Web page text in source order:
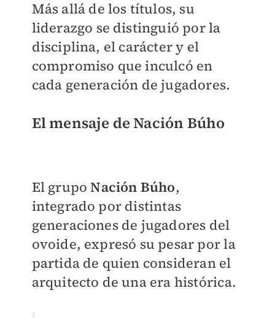
Más allá de los títulos, su
liderazgo se distinguió por la
disciplina, el carácter y el
compromiso que inculcó en
cada generación de jugadores.
El mensaje de Nación Búho
El grupoNación Búho,
integrado por distintas
generaciones de jugadores del
ovoide, expresó su pesar por la
partida de quien consideran el
arquitecto de una era histórica.